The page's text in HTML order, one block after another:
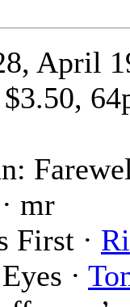
April
· mr
First ·
·